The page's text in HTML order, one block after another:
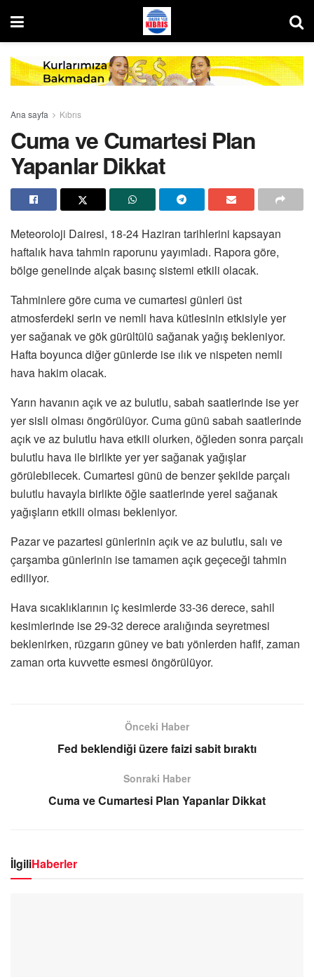
Ana sayfa Kıbrıs
Cuma ve Cumartesi Plan
Yapanlar Dikkat
Meteoroloji Dairesi, 18-24 Haziran tarihlerini kapsayan
haftalık hava tahmin raporunu yayımladı. Rapora göre,
bölge genelinde alçak basınç sistemi etkili olacak.
Tahminlere göre cuma ve cumartesi günleri üst
atmosferdeki serin ve nemli hava kütlesinin etkisiyle yer
yer sağanak ve gök gürültülü sağanak yağış bekleniyor.
Hafta boyunca diğer günlerde ise ılık ve nispeten nemli
hava hakim olacak.
Yarın havanın açık ve az bulutlu, sabah saatlerinde ise yer
yer sisli olması öngörülüyor. Cuma günü sabah saatlerinde
açık ve az bulutlu hava etkili olurken, öğleden sonra parçalı
bulutlu hava ile birlikte yer yer sağanak yağışlar
görülebilecek. Cumartesi günü de benzer şekilde parçalı
bulutlu havayla birlikte öğle saatlerinde yerel sağanak
yağışların etkili olması bekleniyor.
Pazar ve pazartesi günlerinin açık ve az bulutlu, salı ve
çarşamba günlerinin ise tamamen açık geçeceği tahmin
ediliyor.
Hava sıcaklıklarının iç kesimlerde 33-36 derece, sahil
kesimlerinde ise 29-32 derece aralığında seyretmesi
beklenirken, rüzgarın güney ve batı yönlerden hafif, zaman
zaman orta kuvvette esmesi öngörülüyor.
Önceki Haber
Fed beklendiği üzere faizi sabit bıraktı
Sonraki Haber
Cuma ve Cumartesi Plan Yapanlar Dikkat
İlgiliHaberler